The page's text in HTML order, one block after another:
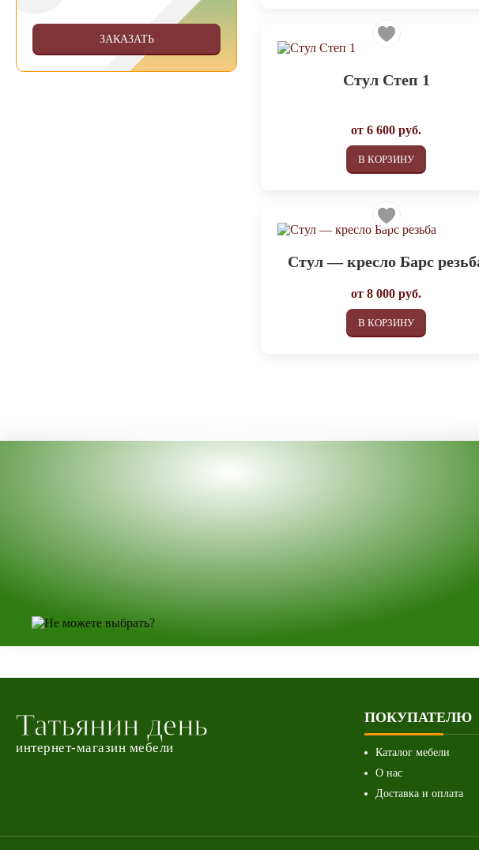
ЗАКАЗАТЬ
Стул Степ 1
от6 600 руб.
В КОРЗИНУ
Стул — кресло Барс
от8 000 руб.
В КОРЗИНУ
Татьянин день
интернет-магазин мебели
ПОКУПАТЕЛЮ
Каталог мебели
О нас
Доставка и оплата